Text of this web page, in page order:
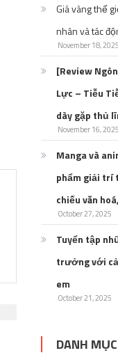
Giá vàng thế
nhân và tác
November 18, 2025
[Review
Lực – Tiễu
dày gặp thủ
November 16, 2025
Manga và
phẩm giải trí
chiếu văn
October 27, 2025
Tuyển tập
trưởng với
em
October 21, 2025
DANH MỤC